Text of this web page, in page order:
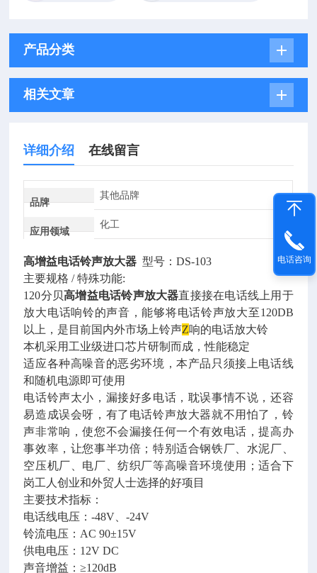
产品分类
相关文章
详细介绍 在线留言
品牌
其他品牌
应用领域
化工
高增益电话铃声放大器 型号：DS-103
主要规格 / 特殊功能:
120分贝高增益电话铃声放大器直接接在电话线上用于
放大电话响铃的声音，能够将电话铃声放大至120DB
以上，是目前国内外市场上铃声Z响的电话放大铃
本机采用工业级进口芯片研制而成，性能稳定
适应各种高噪音的恶劣环境，本产品只须接上电话线
和随机电源即可使用
电话铃声太小，漏接好多电话，耽误事情不说，还容
易造成误会呀，有了电话铃声放大器就不用怕了，铃
声非常响，使您不会漏接任何一个有效电话，提高办
事效率，让您事半功倍；特别适合钢铁厂、水泥厂、
空压机厂、电厂、纺织厂等高噪音环境使用；适合下
岗工人创业和外贸人士选择的好项目
主要技术指标：
电话线电压：-48V、-24V
铃流电压：AC 90±15V
供电电压：12V DC
声音增益：≥120dB
电话咨询